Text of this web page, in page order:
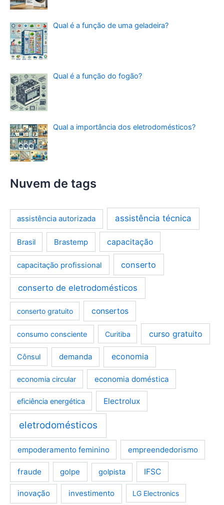
Qual é a função de uma geladeira?
Qual é a função do fogão?
Qual a importância dos eletrodomésticos?
Nuvem de tags
assistência autorizada assistência técnica
Brasil Brastemp capacitação
capacitação profissional conserto
conserto de eletrodomésticos
conserto gratuito consertos
consumo consciente Curitiba curso gratuito
Cônsul demanda economia
economia circular economia doméstica
eficiência energética Electrolux
eletrodomésticos
empoderamento feminino empreendedorismo
fraude golpe golpista IFSC
inovação investimento LG Electronics